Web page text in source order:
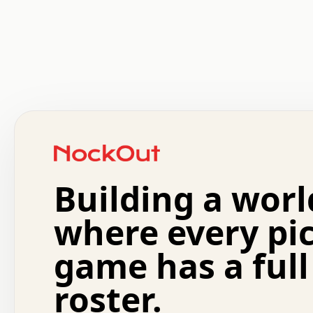
.   +   .   .   o   .   .   .   .   .   .   :   .
.   .   .   o   .   .   .   .   .   .   .   .   x   .
.   .   .   .   +   .   .   .   .   .   .   .   +
.   :   .   .   .   .   .   .   .   .   o   .   .
.   .   .   x   .   .   .   .   .   .   :   .   .   o
.   .   .   .   :   .   .   .   .   o   .   .   .
+   .   .   :   .   .   .   .   .   .   .   .   .
.   .   .   .   .   .   .   :   .   .   .   .   .
.   .   .   .   .   .   .   +   .   .   x   .   .
.   .   .   .   .   :   +   .   .   .   .   .   o
Building a
where every
game has a full
roster.